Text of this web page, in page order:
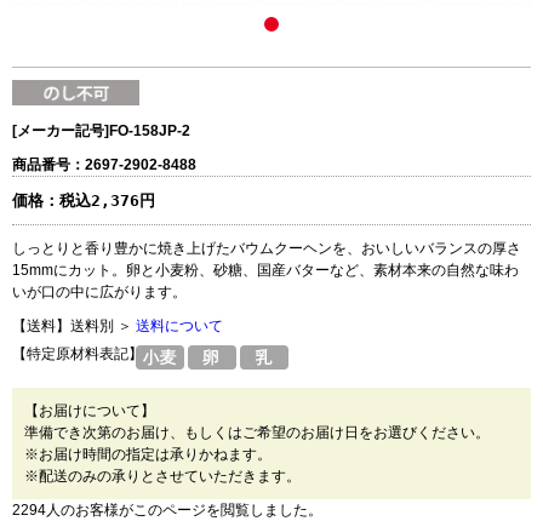
[メーカー記号] FO-158JP-2
商品番号：2697-2902-8488
価格： 税込2,376円
しっとりと香り豊かに焼き上げたバウムクーヘンを、おいしいバランスの厚さ
15mmにカット。卵と小麦粉、砂糖、国産バターなど、素材本来の自然な味わ
いが口の中に広がります。
【送料】送料別 ＞ 送料について
【特定原材料表記】
【お届けについて】
準備でき次第のお届け、もしくはご希望のお届け日をお選びください。
※お届け時間の指定は承りかねます。
※配送のみの承りとさせていただきます。
2294人のお客様がこのページを閲覧しました。